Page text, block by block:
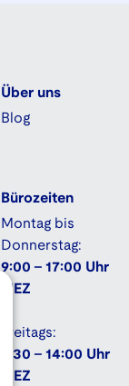
Über uns
Blog
Bürozeiten
Montag bis
Donnerstag:
9:00 - 17:00 Uhr
MEZ
Freitags:
9:30 - 14:00 Uhr
MEZ